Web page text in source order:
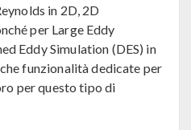
in 2D, 2D
per Large Eddy
Eddy Simulation (DES) in
funzionalità dedicate per
per questo tipo di